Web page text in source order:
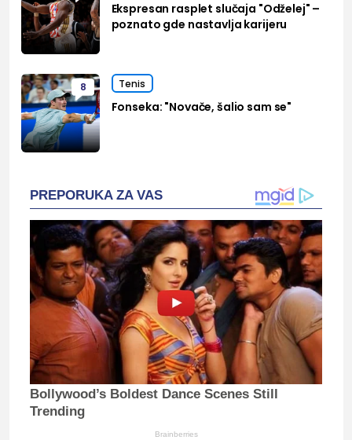
Ekspresan rasplet slučaja "Odželej" –
poznato gde nastavlja karijeru
8 Tenis
Fonseka: "Novače, šalio sam se"
PREPORUKA ZA VAS
Bollywood’s Boldest Dance Scenes Still
Trending
Brainberries